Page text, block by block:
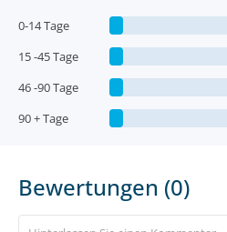
0-14 Tage
15 -45 Tage
46 -90 Tage
90 + Tage
Bewertungen (0)